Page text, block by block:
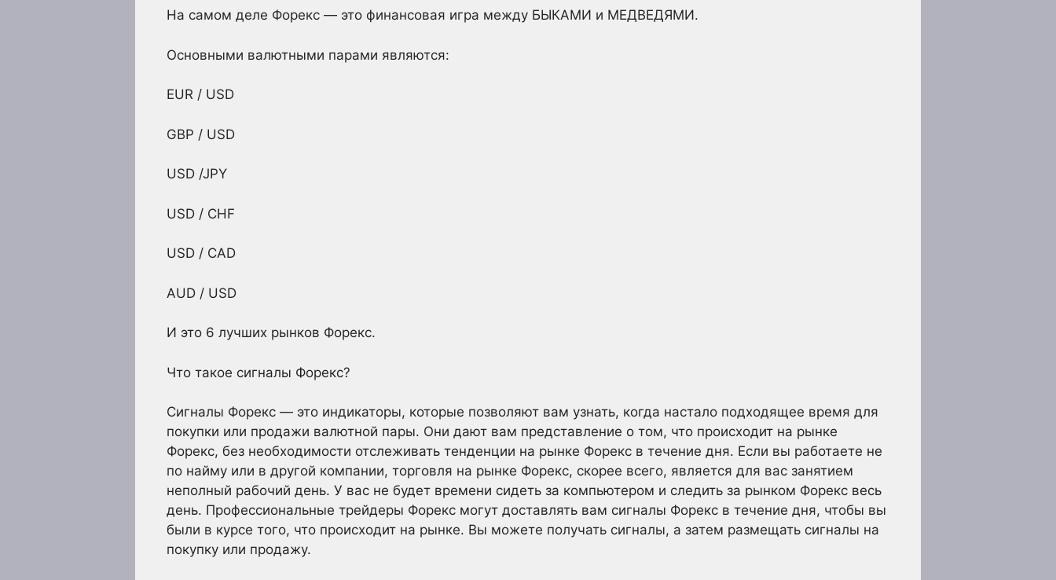
На самом деле Форекс — это финансовая игра между БЫКАМИ и МЕДВЕДЯМИ.
Основными валютными парами являются:
EUR / USD
GBP / USD
USD /JPY
USD / CHF
USD / CAD
AUD / USD
И это 6 лучших рынков Форекс.
Что такое сигналы Форекс?
Сигналы Форекс — это индикаторы, которые позволяют вам узнать, когда настало подходящее время для
покупки или продажи валютной пары. Они дают вам представление о том, что происходит на рынке
Форекс, без необходимости отслеживать тенденции на рынке Форекс в течение дня. Если вы работаете не
по найму или в другой компании, торговля на рынке Форекс, скорее всего, является для вас занятием
неполный рабочий день. У вас не будет времени сидеть за компьютером и следить за рынком Форекс весь
день. Профессиональные трейдеры Форекс могут доставлять вам сигналы Форекс в течение дня, чтобы вы
были в курсе того, что происходит на рынке. Вы можете получать сигналы, а затем размещать сигналы на
покупку или продажу.